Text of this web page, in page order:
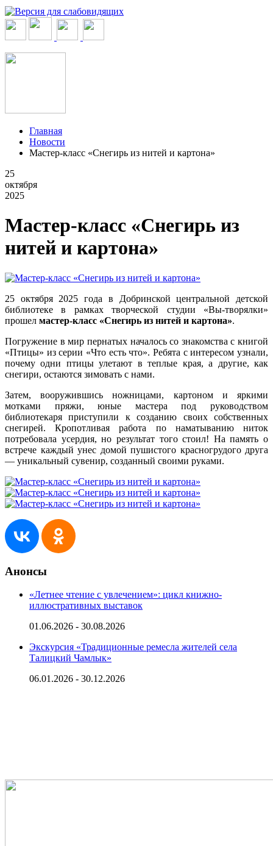
Главная
Новости
Мастер-класс «Снегирь из нитей и картона»
25
октября
2025
Мастер-класс «Снегирь из
нитей и картона»
25 октября 2025 года в Добринской центральной детской
библиотеке в рамках творческой студии «Вы-творялки»
прошел мастер-класс «Снегирь из нитей и картона».
Погружение в мир пернатых началось со знакомства с книгой
«Птицы» из серии «Что есть что». Ребята с интересом узнали,
почему одни птицы улетают в теплые края, а другие, как
снегири, остаются зимовать с нами.
Затем, вооружившись ножницами, картоном и яркими
мотками пряжи, юные мастера под руководством
библиотекаря приступили к созданию своих собственных
снегирей. Кропотливая работа по наматыванию ниток
потребовала усердия, но результат того стоил! На память о
встрече каждый унес домой пушистого красногрудого друга
— уникальный сувенир, созданный своими руками.
Анонсы
«Летнее чтение с увлечением»: цикл книжно-
иллюстративных выставок
01.06.2026 - 30.08.2026
Экскурсия «Традиционные ремесла жителей села
Талицкий Чамлык»
06.01.2026 - 30.12.2026